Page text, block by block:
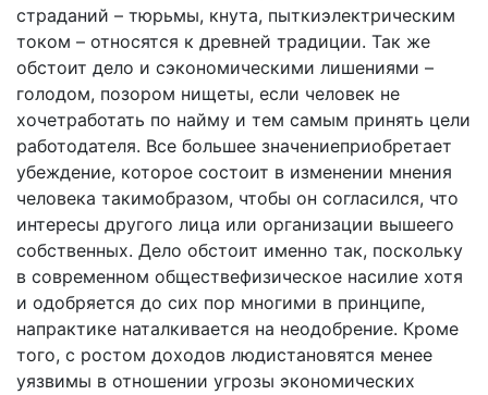
страданий – тюрьмы, кнута, пыткиэлектрическим
током – относятся к древней тради­ции. Так же
обстоит дело и сэкономическими лишения­ми –
голодом, позором нищеты, если человек не
хочетработать по найму и тем самым принять цели
работода­теля. Все большее значениеприобретает
убеждение, кото­рое состоит в изменении мнения
человека такимобразом, чтобы он согласился, что
интересы другого лица или ор­ганизации вышеего
собственных. Дело обстоит именно так, поскольку
в современном обществефизическое насилие хотя
и одобряется до сих пор многими в принци­пе,
напрактике наталкивается на неодобрение. Кроме
то­го, с ростом доходов людистановятся менее
уязвимы в отношении угрозы экономических